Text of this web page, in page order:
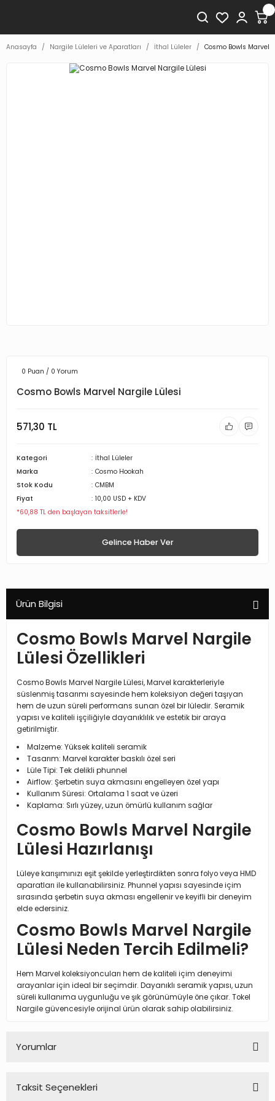
Anasayfa Nargile Lüleleri ve Aparatları İthal Lüleler Cosmo Bowls Marvel
0 Puan / 0 Yorum
Cosmo Bowls Marvel Nargile Lülesi
571,30 TL
Kategori
İthal Lüleler
Marka
Cosmo Hookah
Stok Kodu
CMBM
Fiyat
10,00 USD + KDV
*60,88 TL den başlayan taksitlerle!
Gelince Haber Ver
Ürün Bilgisi
Cosmo Bowls Marvel Nargile
Lülesi Özellikleri
Cosmo Bowls Marvel Nargile Lülesi, Marvel karakterleriyle
süslenmiş tasarımı sayesinde hem koleksiyon değeri taşıyan
hem de uzun süreli performans sunan özel bir lüledir. Seramik
yapısı ve kaliteli işçiliğiyle dayanıklılık ve estetik bir araya
getirilmiştir.
Malzeme: Yüksek kaliteli seramik
Tasarım: Marvel karakter baskılı özel seri
Lüle Tipi: Tek delikli phunnel
Airflow: Şerbetin suya akmasını engelleyen özel yapı
Kullanım Süresi: Ortalama 1 saat ve üzeri
Kaplama: Sırlı yüzey, uzun ömürlü kullanım sağlar
Cosmo Bowls Marvel Nargile
Lülesi Hazırlanışı
Lüleye karışımınızı eşit şekilde yerleştirdikten sonra folyo veya HMD
aparatları ile kullanabilirsiniz. Phunnel yapısı sayesinde içim
sırasında şerbetin suya akması engellenir ve keyifli bir deneyim
elde edersiniz.
Cosmo Bowls Marvel Nargile
Lülesi Neden Tercih Edilmeli?
Hem Marvel koleksiyoncuları hem de kaliteli içim deneyimi
arayanlar için ideal bir seçimdir. Dayanıklı seramik yapısı, uzun
süreli kullanıma uygunluğu ve şık görünümüyle öne çıkar. Tokel
Nargile güvencesiyle orijinal ürün olarak sahip olabilirsiniz.
Yorumlar
Taksit Seçenekleri